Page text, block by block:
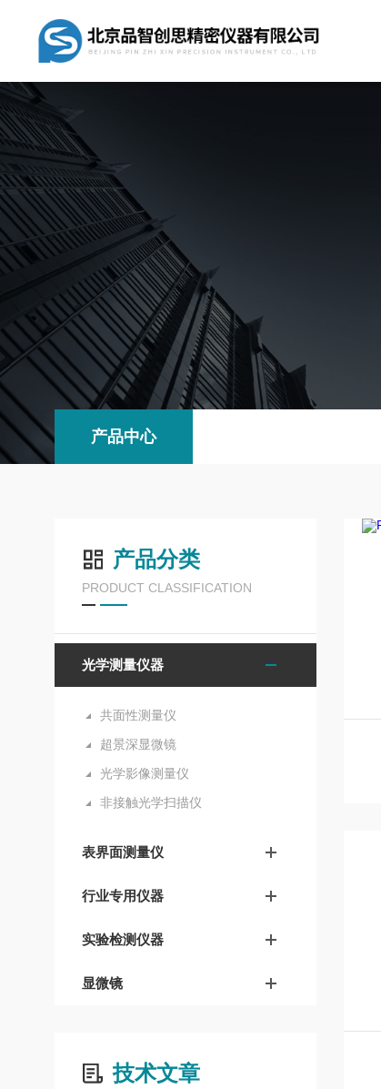
产品中心
产品分类
PRODUCT CLASSIFICATION
光学测量仪器
共面性测量仪
超景深显微镜
光学影像测量仪
非接触光学扫描仪
表界面测量仪
行业专用仪器
实验检测仪器
显微镜
技术文章